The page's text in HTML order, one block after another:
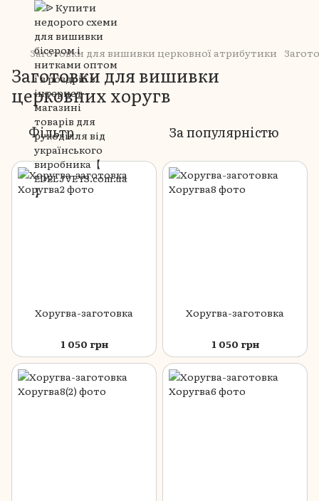
Заготовки для вишивки церковної атрибутики
Заготовки для вишивки
церковних хоругв
Фільтр За популярністю
Хоругва-заготовка
1 050 грн
Хоругва-заготовка
1 050 грн